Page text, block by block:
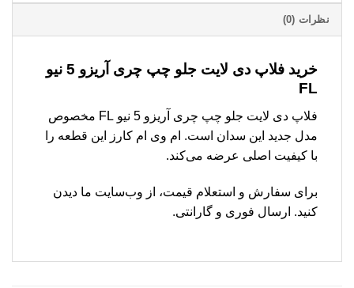
نظرات (0)
خرید فلاپ دی لایت جلو چپ چری آریزو 5 نیو
FL
فلاپ دی لایت جلو چپ چری آریزو 5 نیو FL مخصوص
مدل جدید این سدان است. ام وی ام کارز این قطعه را
با کیفیت اصلی عرضه می‌کند.
برای سفارش و استعلام قیمت، از وب‌سایت ما دیدن
کنید. ارسال فوری و گارانتی.